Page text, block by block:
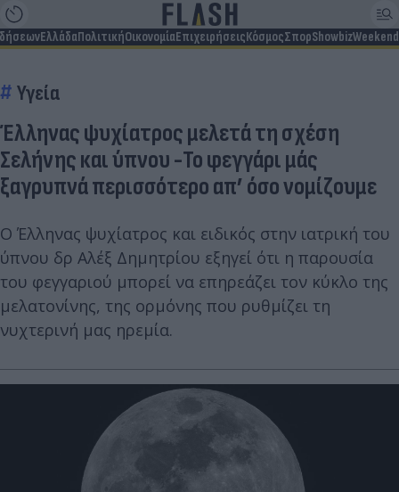
ΕλλάδαΠολιτικήΟικονομίαΕπιχειρήσειςΚόσμοςΣπορShowbizWeekend
Υγεία
Έλληνας ψυχίατρος μελετά τη σχέση
Σελήνης και ύπνου -Το φεγγάρι μάς
ξαγρυπνά περισσότερο απ’ όσο νομίζουμε
Ο Έλληνας ψυχίατρος και ειδικός στην ιατρική του
ύπνου δρ Αλέξ Δημητρίου εξηγεί ότι η παρουσία
του φεγγαριού μπορεί να επηρεάζει τον κύκλο της
μελατονίνης, της ορμόνης που ρυθμίζει τη
νυχτερινή μας ηρεμία.